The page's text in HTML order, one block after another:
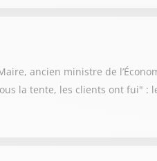
ancien ministre de
la tente, les clients ont fui"